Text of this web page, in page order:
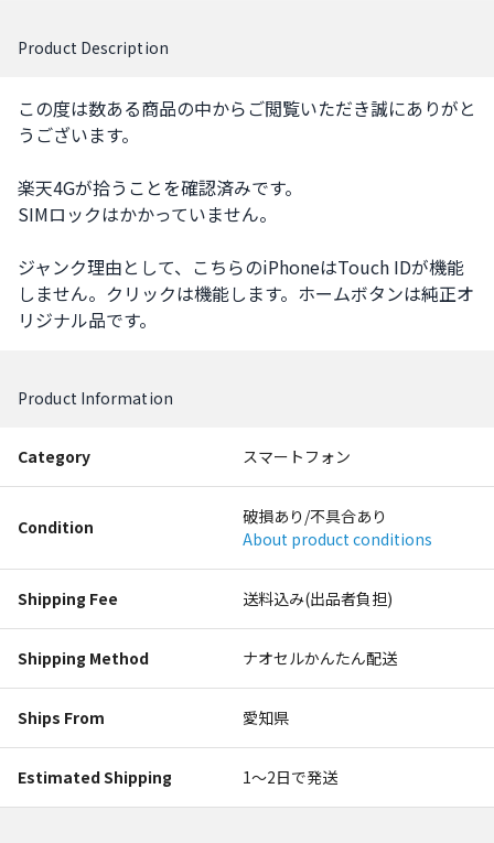
Product Description
この度は数ある商品の中からご閲覧いただき誠にありがと
うございます。
楽天4Gが拾うことを確認済みです。
SIMロックはかかっていません。
ジャンク理由として、こちらのiPhoneはTouch IDが機能
しません。クリックは機能します。ホームボタンは純正オ
リジナル品です。
Product Information
Category スマートフォン
Condition
破損あり/不具合あり
About product conditions
Shipping Fee 送料込み(出品者負担)
Shipping Method ナオセルかんたん配送
Ships From 愛知県
Estimated Shipping 1〜2日で発送